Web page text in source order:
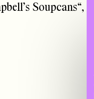
Soupcans“,